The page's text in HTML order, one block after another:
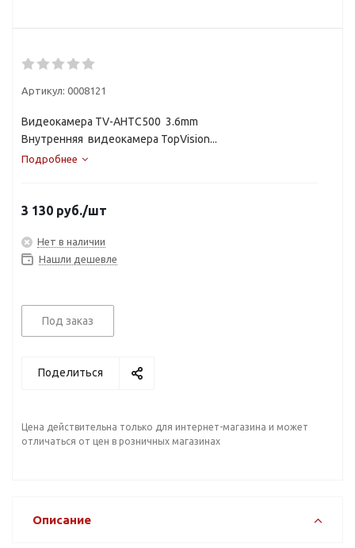
Артикул: 0008121
Видеокамера TV-AHTC500 3.6mm
Внутренняя видеокамера TopVision...
Подробнее
3 130 руб./шт
Нет в наличии
Нашли дешевле
Под заказ
Поделиться
Цена действительна только для интернет-магазина и может
отличаться от цен в розничных магазинах
Описание